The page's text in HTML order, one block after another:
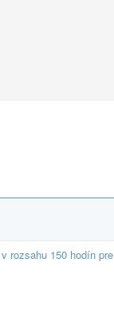
rozsahu 150 hodín pre